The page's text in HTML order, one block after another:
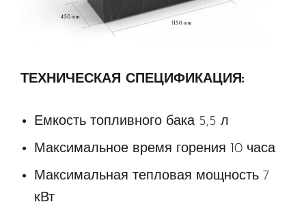
ТЕХНИЧЕСКАЯ СПЕЦИФИКАЦИЯ:
Емкость топливного бака 5,5 л
Максимальное время горения 10 часа
Максимальная тепловая мощность 7
кВт